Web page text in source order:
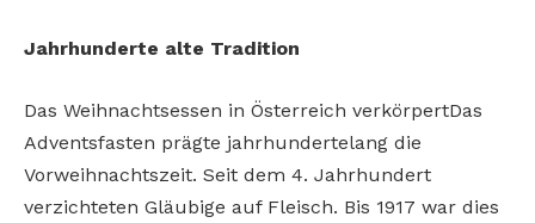
Jahrhunderte alte Tradition
Das Weihnachtsessen in Österreich verkörpertDas
Adventsfasten prägte jahrhundertelang die
Vorweihnachtszeit. Seit dem 4. Jahrhundert
verzichteten Gläubige auf Fleisch. Bis 1917 war dies